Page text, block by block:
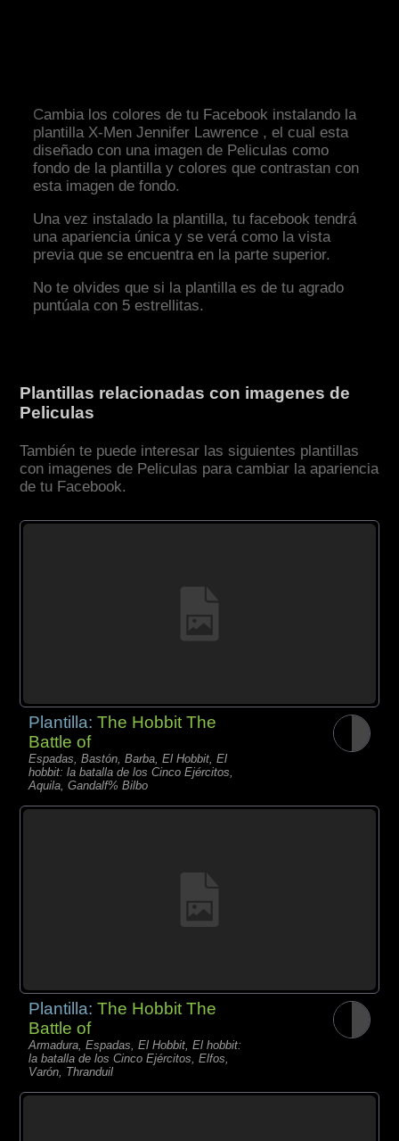
Cambia los colores de tu Facebook instalando la
plantilla X-Men Jennifer Lawrence , el cual esta
diseñado con una imagen de Peliculas como
fondo de la plantilla y colores que contrastan con
esta imagen de fondo.
Una vez instalado la plantilla, tu facebook tendrá
una apariencia única y se verá como la vista
previa que se encuentra en la parte superior.
No te olvides que si la plantilla es de tu agrado
puntúala con 5 estrellitas.
Plantillas relacionadas con imagenes de
Peliculas
También te puede interesar las siguientes plantillas
con imagenes de Peliculas para cambiar la apariencia
de tu Facebook.
Plantilla:The Hobbit The
Battle of
Espadas, Bastón, Barba, El Hobbit, El
hobbit: la batalla de los Cinco Ejércitos,
Aquila, Gandalf% Bilbo
Plantilla:The Hobbit The
Battle of
Armadura, Espadas, El Hobbit, El hobbit:
la batalla de los Cinco Ejércitos, Elfos,
Varón, Thranduil